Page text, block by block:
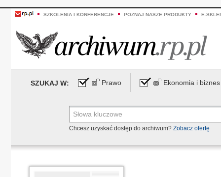
SZKOLENIA I KONFERENCJE POZNAJ NASZE PRODUKTY E-
SZUKAJ W: Prawo Ekonomia i biznes
Chcesz uzyskać dostęp do archiwum? Zobacz ofertę